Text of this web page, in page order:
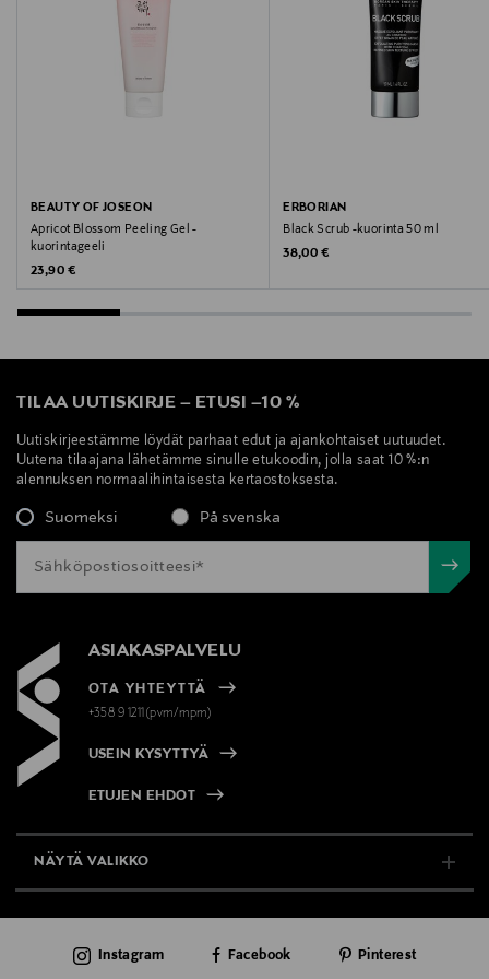
Lecithin, Caprylyl Glycol, Oleyl Alcohol, Triolein,
Caprylic/Capric Triglyceride, Oleic Acid, Ethoxydiglycol,
Cholesterol, Trehalose, Polyquaternium-51,
Maltodextrin, Ethyl Acetate, Caprylhydroxamic Acid,
1,2-Hexanediol, Polyacrylate Crosspolymer-6, Stearic
Valmistusmaa
Yhdysvallat
Valmistajan osoite
Mannerheimintie 105, 00280 Helsinki, Finland
Digitaalinen osoite
dermalogica@pr-cosmetic.fi
Avainsanat
Dermalogica, kuorinta
BEAUTY OF JOSEON
Apricot Blossom Peeling Gel -
kuorintageeli
Original Price
23,90 €
ERBORIAN
Black Scrub -kuorinta 50 ml
Original Price
38,00 €
TILAA UUTISKIRJE – ETUSI –10 %
Uutiskirjeestämme löydät parhaat edut ja ajankohtaiset uutuudet.
Uutena tilaajana lähetämme sinulle etukoodin, jolla saat 10 %:n
alennuksen normaalihintaisesta kertaostoksesta.
Suomeksi På svenska
ASIAKASPALVELU
OTA YHTEYTTÄ
+358 9 1211(pvm/mpm)
USEIN KYSYTTYÄ
ETUJEN EHDOT
NÄYTÄ VALIKKO
AJANKOHTAISTA
Instagram Facebook Pinterest